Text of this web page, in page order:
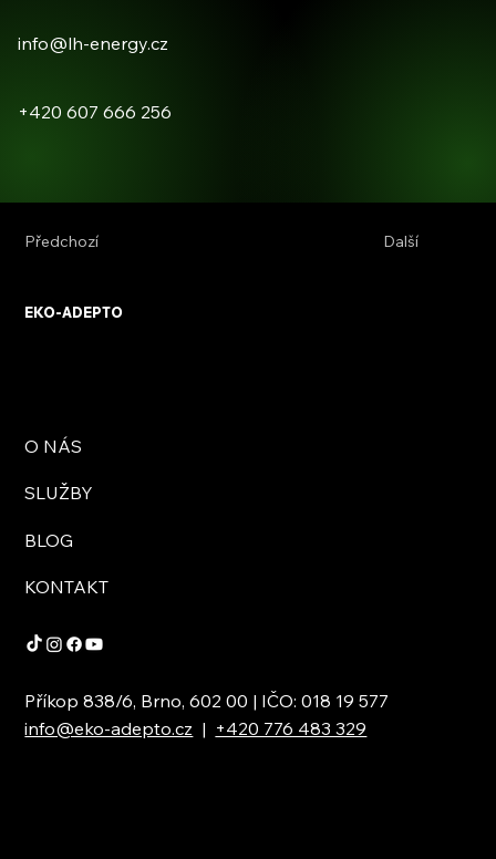
Další
Předchozí
+420 607 666 256
info@lh-energy.cz
EKO-ADEPTO
O NÁS
SLUŽBY
BLOG
KONTAKT
Příkop 838/6, Brno, 602 00 | IČO: 018 19 577
info@eko-adepto.cz | +420 776 483 329